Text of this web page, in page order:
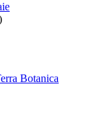
Botanica